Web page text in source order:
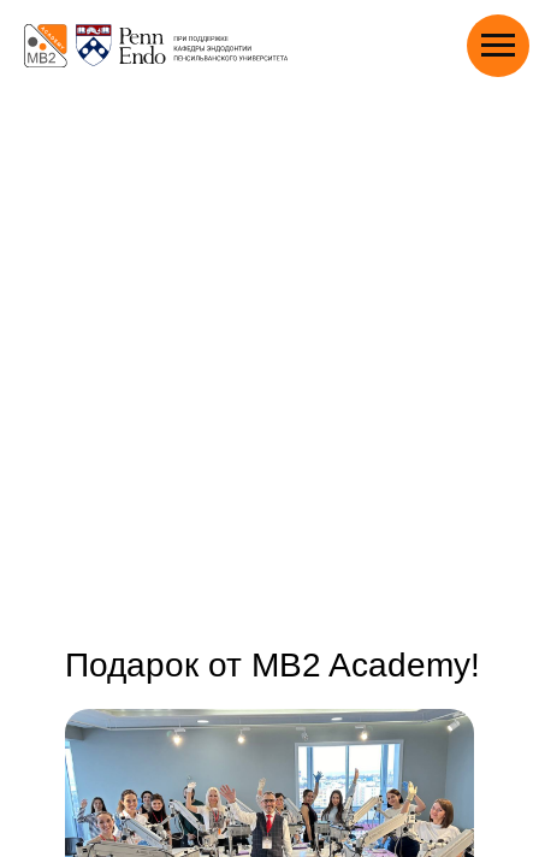
Подарок от MB2 Academy!